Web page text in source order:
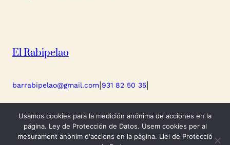
El Rabipelao
barrabipelao@gmail.com 931 82 50 35
Usamos cookies para la medición anónima de acciones en la
página. Ley de Protección de Datos. Usem cookies per al
mesurament anònim d'accions en la pàgina. Llei de Protecció